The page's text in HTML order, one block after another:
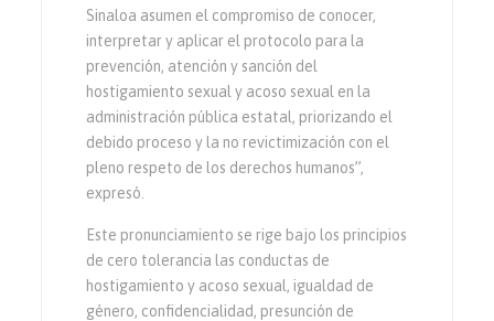
Sinaloa asumen el compromiso de conocer,
interpretar y aplicar el protocolo para la
prevención, atención y sanción del
hostigamiento sexual y acoso sexual en la
administración pública estatal, priorizando el
debido proceso y la no revictimización con el
pleno respeto de los derechos humanos”,
expresó.
Este pronunciamiento se rige bajo los principios
de cero tolerancia las conductas de
hostigamiento y acoso sexual, igualdad de
género, confidencialidad, presunción de